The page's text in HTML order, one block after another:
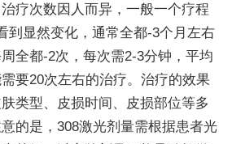
疗次数因人而异，一般一个疗程
到显然变化，通常全都-3个月左右
全都-2次，每次需2-3分钟，平均
要20次左右的治疗。治疗的效果
类型、皮损时间、皮损部位等多
的是，308激光剂量需根据患者光